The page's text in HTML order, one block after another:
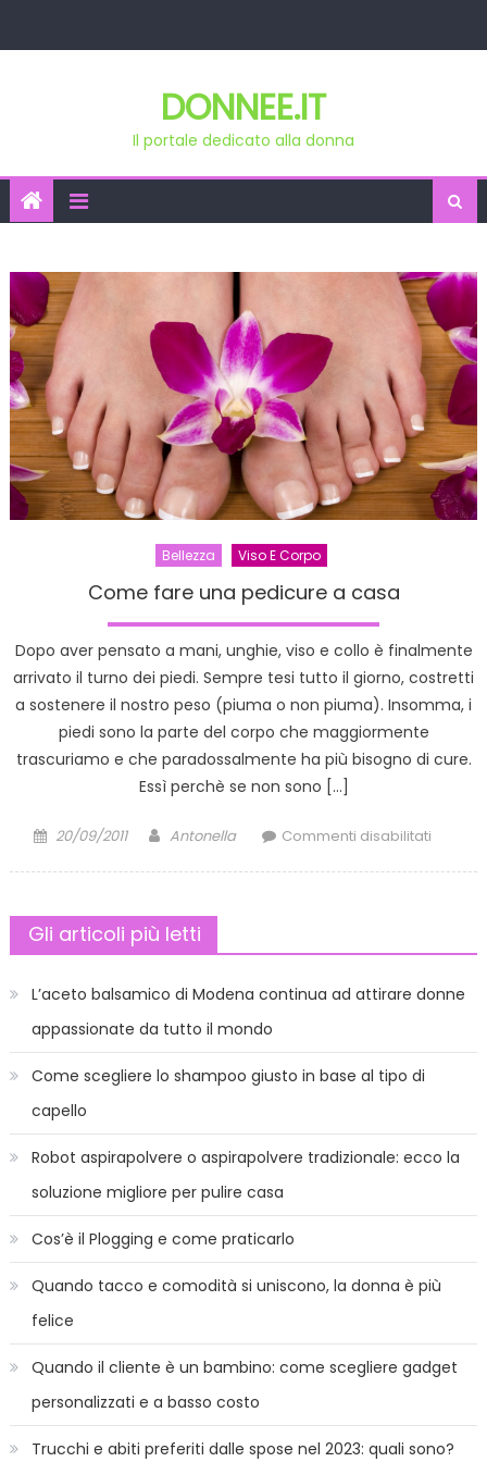
DONNEE.IT
Il portale dedicato alla donna
Bellezza Viso E Corpo
Come fare una pedicure a casa
Dopo aver pensato a mani, unghie, viso e collo è finalmente
arrivato il turno dei piedi. Sempre tesi tutto il giorno, costretti
a sostenere il nostro peso (piuma o non piuma). Insomma, i
piedi sono la parte del corpo che maggiormente
trascuriamo e che paradossalmente ha più bisogno di cure.
Essì perchè se non sono […]
Posted
20/09/2011 Author
Antonella Commenti disabilitati
a
Gli articoli più letti
L’aceto balsamico di Modena continua ad attirare donne
appassionate da tutto il mondo
Come scegliere lo shampoo giusto in base al tipo di
capello
Robot aspirapolvere o aspirapolvere tradizionale: ecco la
soluzione migliore per pulire casa
Cos’è il Plogging e come praticarlo
Quando tacco e comodità si uniscono, la donna è più
felice
Quando il cliente è un bambino: come scegliere gadget
personalizzati e a basso costo
Trucchi e abiti preferiti dalle spose nel 2023: quali sono?